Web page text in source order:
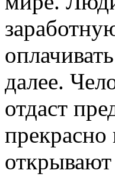
далее.
отдаст